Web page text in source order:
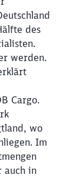
des
werden.
Cargo.
wo
Im
auch in
Schließen